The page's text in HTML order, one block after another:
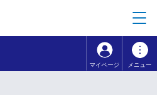
クナビゲーションへ移動
マイページ メニュー